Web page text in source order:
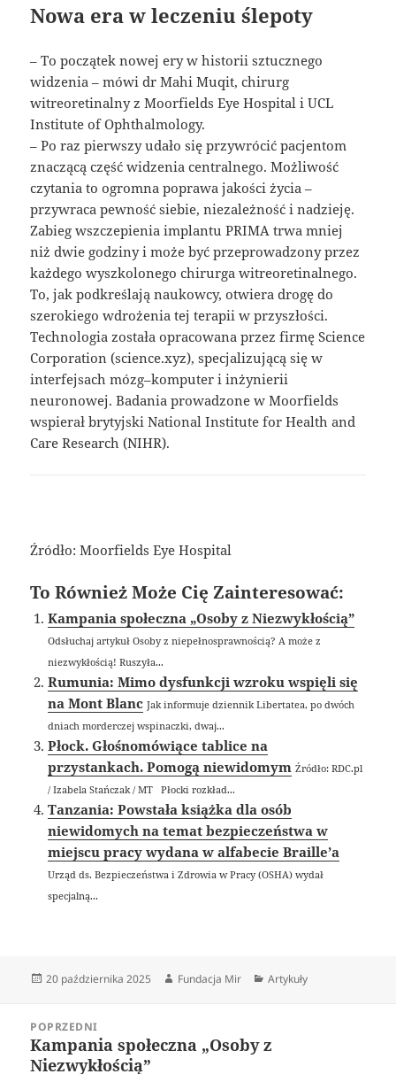
Nowa era w leczeniu ślepoty
– To początek nowej ery w historii sztucznego
widzenia – mówi dr Mahi Muqit, chirurg
witreoretinalny z Moorfields Eye Hospital i UCL
Institute of Ophthalmology.
– Po raz pierwszy udało się przywrócić pacjentom
znaczącą część widzenia centralnego. Możliwość
czytania to ogromna poprawa jakości życia –
przywraca pewność siebie, niezależność i nadzieję.
Zabieg wszczepienia implantu PRIMA trwa mniej
niż dwie godziny i może być przeprowadzony przez
każdego wyszkolonego chirurga witreoretinalnego.
To, jak podkreślają naukowcy, otwiera drogę do
szerokiego wdrożenia tej terapii w przyszłości.
Technologia została opracowana przez firmę Science
Corporation (science.xyz), specjalizującą się w
interfejsach mózg–komputer i inżynierii
neuronowej. Badania prowadzone w Moorfields
wspierał brytyjski National Institute for Health and
Care Research (NIHR).
Źródło: Moorfields Eye Hospital
To Również Może Cię Zainteresować:
Kampania społeczna „Osoby z Niezwykłością”
Odsłuchaj artykuł Osoby z niepełnosprawnością? A może z
niezwykłością! Ruszyła...
Rumunia: Mimo dysfunkcji wzroku wspięli się
na Mont Blanc Jak informuje dziennik Libertatea, po dwóch
dniach morderczej wspinaczki, dwaj...
Płock. Głośnomówiące tablice na
przystankach. Pomogą niewidomym Źródło: RDC.pl
/ Izabela Stańczak / MT Płocki rozkład...
Tanzania: Powstała książka dla osób
niewidomych na temat bezpieczeństwa w
miejscu pracy wydana w alfabecie Braille’a
Urząd ds. Bezpieczeństwa i Zdrowia w Pracy (OSHA) wydał
specjalną...
Data
20 października 2025 Autor
Fundacja Mir Kategorie
Artykuły
wpisuPOPRZEDNI
Poprzedni
wpis:
Kampania społeczna „Osoby z
Niezwykłością”